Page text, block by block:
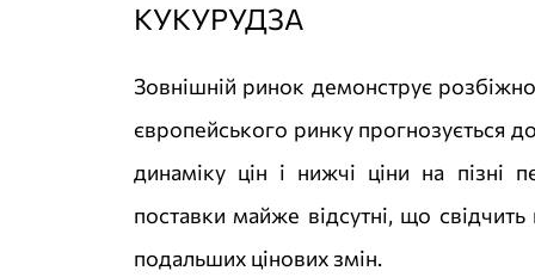
КУКУРУДЗА
Зовнішній ринок демонструє
європейського ринку прогнозується
динаміку цін і нижчі ціни на пізні
поставки майже відсутні, що
подальших цінових змін.